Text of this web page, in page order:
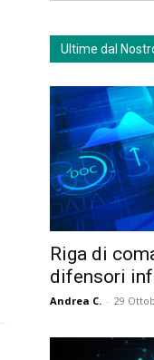
Ultime dal
Riga di
difensori
Andrea C. - 29